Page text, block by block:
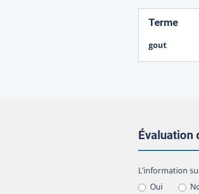
Terme:
gout
Évaluation
L’information
L’information
Oui